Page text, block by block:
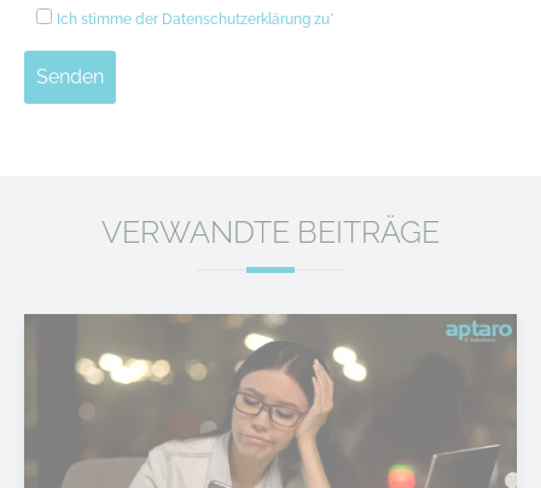
Ich stimme der Datenschutzerklärung zu*
Senden
VERWANDTE BEITRÄGE